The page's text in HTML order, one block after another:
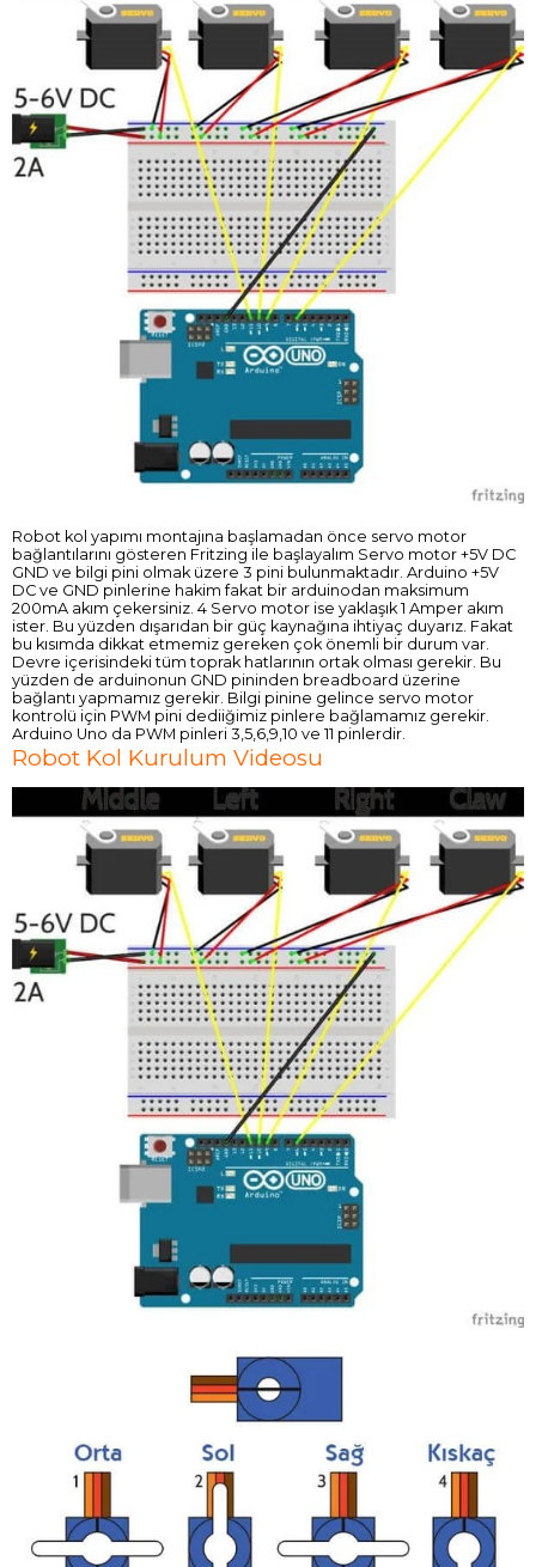
Robot kol yapımı montajına başlamadan önce servo motor
bağlantılarını gösteren Fritzing ile başlayalım Servo motor +5V DC
GND ve bilgi pini olmak üzere 3 pini bulunmaktadır. Arduino +5V
DC ve GND pinlerine hakim fakat bir arduinodan maksimum
200mA akım çekersiniz. 4 Servo motor ise yaklaşık 1 Amper akım
ister. Bu yüzden dışarıdan bir güç kaynağına ihtiyaç duyarız. Fakat
bu kısımda dikkat etmemiz gereken çok önemli bir durum var.
Devre içerisindeki tüm toprak hatlarının ortak olması gerekir. Bu
yüzden de arduinonun GND pininden breadboard üzerine
bağlantı yapmamız gerekir. Bilgi pinine gelince servo motor
kontrolü için PWM pini dediiğimiz pinlere bağlamamız gerekir.
Arduino Uno da PWM pinleri 3,5,6,9,10 ve 11 pinlerdir.
Robot Kol Kurulum Videosu